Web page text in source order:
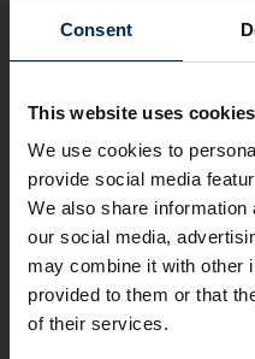
Consent
This website uses cookies
We use cookies to
provide social media
We also share
our social media,
may combine it with other
provided to them or that
of their services.